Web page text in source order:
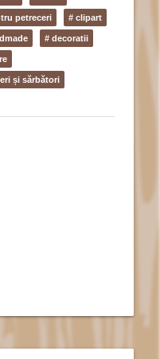
petreceri # clipart
# decoratii
și sărbători